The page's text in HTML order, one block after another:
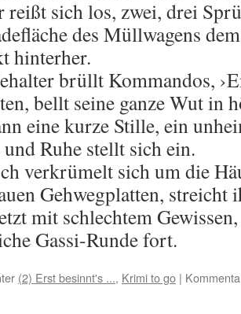
reißt sich los, zwei, drei
des Müllwagens
hinterher.
brüllt Kommandos,
bellt seine ganze Wut in
eine kurze Stille, ein
Ruhe stellt sich ein.
verkrümelt sich um die
Gehwegplatten, streicht
mit schlechtem
Gassi-Runde fort.
(2) Erst besinnt's ..., Krimi to go |